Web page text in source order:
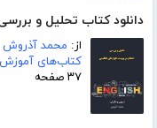
دانلود کتاب تحلیل و
از: محمد آذروش
کتاب‌های آموزش
۳۷ صفحه